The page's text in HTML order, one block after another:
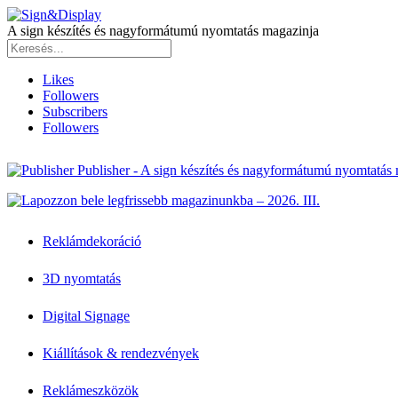
A sign készítés és nagyformátumú nyomtatás magazinja
Likes
Followers
Subscribers
Followers
Publisher - A sign készítés és nagyformátumú nyomtatás
Reklámdekoráció
3D nyomtatás
Digital Signage
Kiállítások & rendezvények
Reklámeszközök